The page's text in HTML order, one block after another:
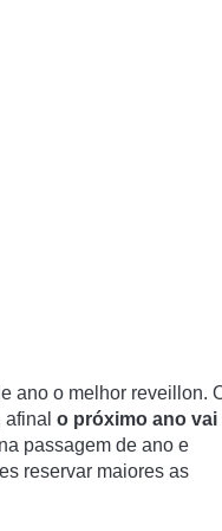
ano o melhor reveillon.
o próximo ano vai
na passagem de ano e
reservar maiores as